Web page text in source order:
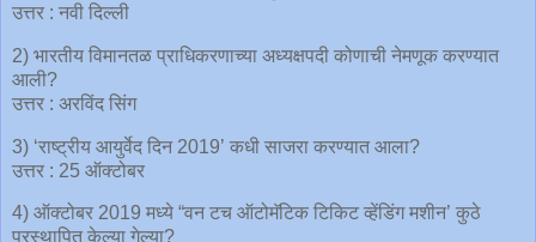
उत्तर : नवी दिल्ली
2) भारतीय विमानतळ प्राधिकरणाच्या अध्यक्षपदी कोणाची नेमणूक करण्यात
आली?
उत्तर : अरविंद सिंग
3) ‘राष्ट्रीय आयुर्वेद दिन 2019’ कधी साजरा करण्यात आला?
उत्तर : 25 ऑक्टोबर
4) ऑक्टोबर 2019 मध्ये “वन टच ऑटोमॅटिक टिकिट व्हेंडिंग मशीन’ कुठे
प्रस्थापित केल्या गेल्या?